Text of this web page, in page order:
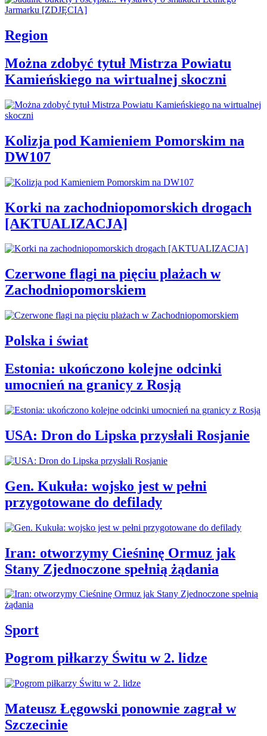
Region
Można zdobyć tytuł Mistrza Powiatu
Kamieńskiego na wirtualnej skoczni
Kolizja pod Kamieniem Pomorskim na
DW107
Korki na zachodniopomorskich drogach
[AKTUALIZACJA]
Czerwone flagi na pięciu plażach w
Zachodniopomorskiem
Polska i świat
Estonia: ukończono kolejne odcinki
umocnień na granicy z Rosją
USA: Dron do Lipska przysłali Rosjanie
Gen. Kukuła: wojsko jest w pełni
przygotowane do defilady
Iran: otworzymy Cieśninę Ormuz jak
Stany Zjednoczone spełnią żądania
Sport
Pogrom piłkarzy Świtu w 2. lidze
Mateusz Łęgowski ponownie zagrał w
Szczecinie